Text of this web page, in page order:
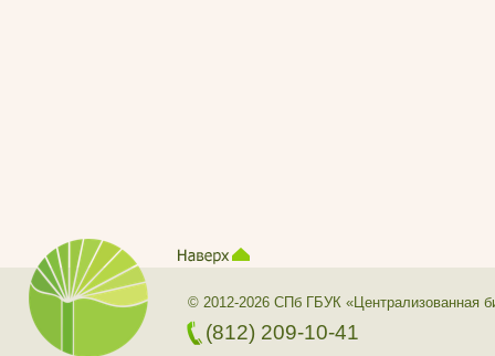
© 2012-2026 СПб ГБУК «Централизованная
(812) 209-10-41